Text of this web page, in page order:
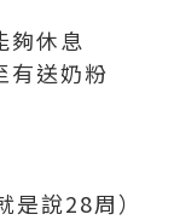
夠休息
有送奶粉
說28周）